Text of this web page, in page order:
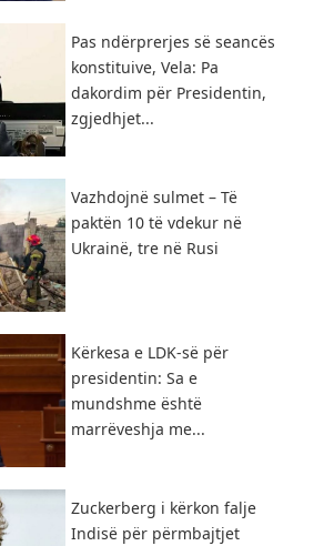
Pas ndërprerjes së seancës
konstituive, Vela: Pa
dakordim për Presidentin,
zgjedhjet...
Vazhdojnë sulmet – Të
paktën 10 të vdekur në
Ukrainë, tre në Rusi
Kërkesa e LDK-së për
presidentin: Sa e
mundshme është
marrëveshja me...
Zuckerberg i kërkon falje
Indisë për përmbajtjet